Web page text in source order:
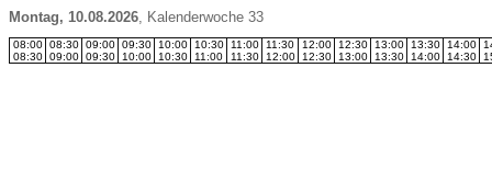
Montag, 10.08.2026, Kalenderwoche 33
08:00
08:30
08:30
09:00
09:00
09:30
09:30
10:00
10:00
10:30
10:30
11:00
11:00
11:30
11:30
12:00
12:00
12:30
12:30
13:00
13:00
13:30
13:30
14:00
14:00
14:30